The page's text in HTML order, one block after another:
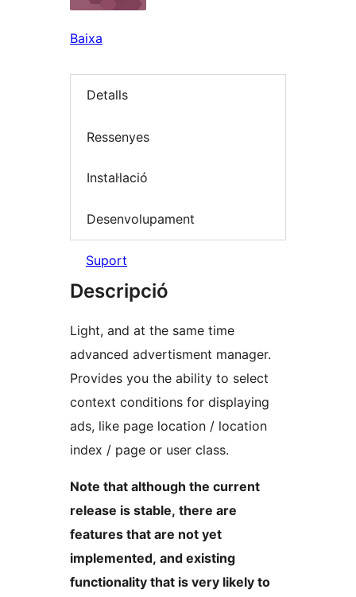
Baixa
Detalls
Ressenyes
Instal·lació
Desenvolupament
Suport
Descripció
Light, and at the same time
advanced advertisment manager.
Provides you the ability to select
context conditions for displaying
ads, like page location / location
index / page or user class.
Note that although the current
release is stable, there are
features that are not yet
implemented, and existing
functionality that is very likely to